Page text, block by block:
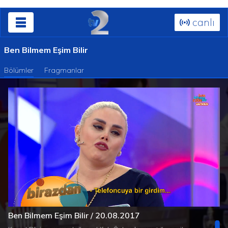
canlı
Ben Bilmem Eşim Bilir
Bölümler Fragmanlar
Süre Toplam
Süre
0%
0%
Ben Bilmem Eşim Bilir / 20.08.2017